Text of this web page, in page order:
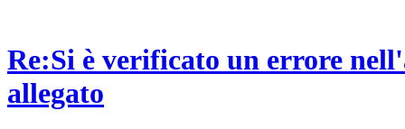
Re:Si è verificato un errore
allegato